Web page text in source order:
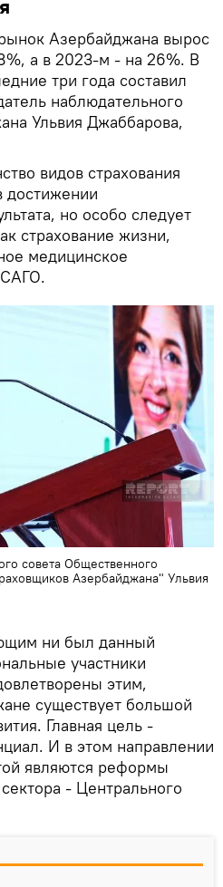
Азербайджана вырос
а в 2023-м - на 26%. В
три года составил
наблюдательного
Ульвия Джаббарова,
видов страхования
достижении
но особо следует
страхование жизни,
медицинское
совета Общественного
Азербайджана" Ульвия
ни был данный
участники
этим,
существует большой
Главная цель -
И в этом направлении
являются реформы
- Центрального